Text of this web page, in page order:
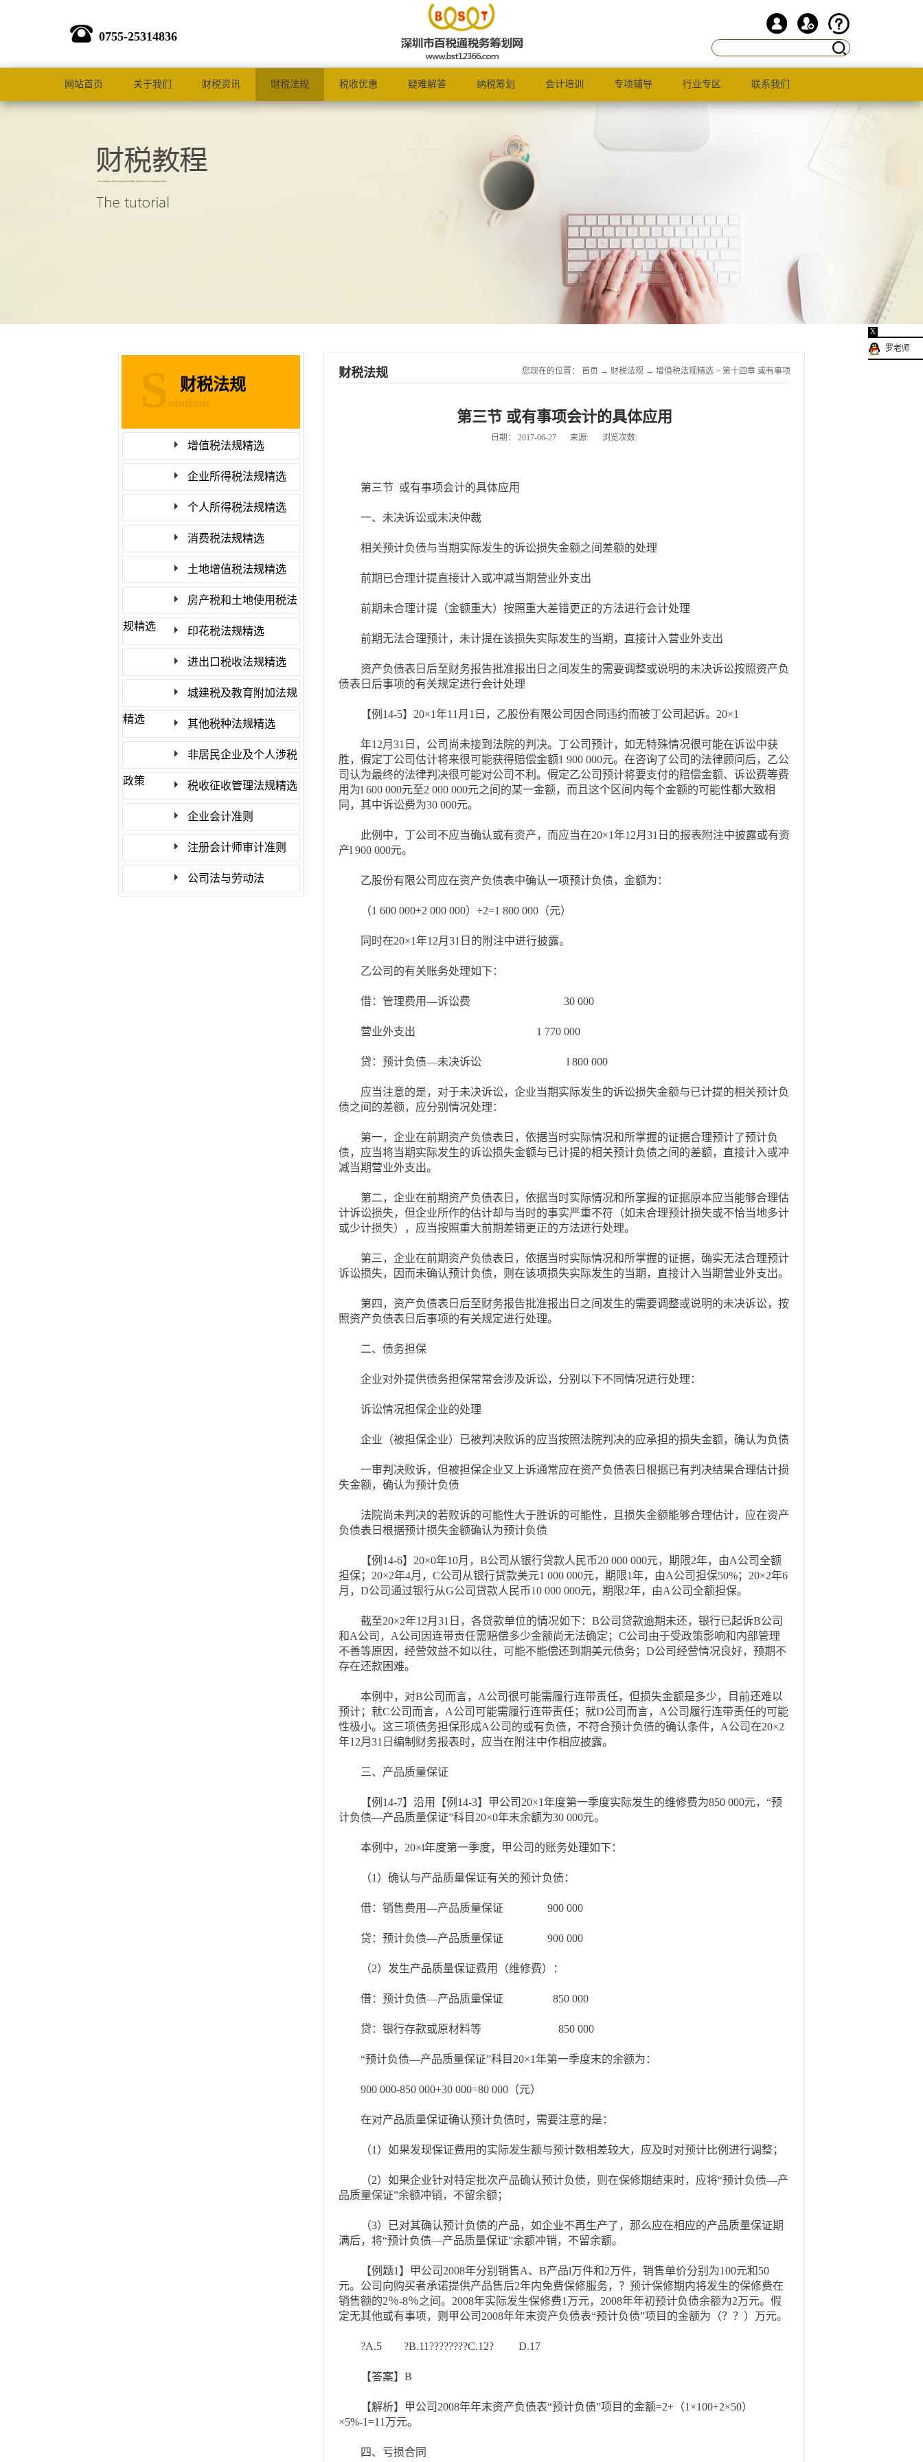
0755-25314836
网站首页 关于我们 财税资讯 财税法规 税收优惠 疑难解答 纳税筹划 会计培训 专项辅导 行业专区 联系我们
财税法规
S olutions
增值税法规精选
企业所得税法规精选
个人所得税法规精选
消费税法规精选
土地增值税法规精选
房产税和土地使用税法
规精选 印花税法规精选
进出口税收法规精选
城建税及教育附加法规
精选 其他税种法规精选
非居民企业及个人涉税
政策 税收征收管理法规精选
企业会计准则
注册会计师审计准则
公司法与劳动法
财税法规 您现在的位置： 首页 → 财税法规 → 增值税法规精选> 第十四章 或有事项
第三节 或有事项会计的具体应用
日期： 2017-06-27 来源: 浏览次数:
第三节 或有事项会计的具体应用
一、未决诉讼或未决仲裁
相关预计负债与当期实际发生的诉讼损失金额之间差额的处理
前期已合理计提直接计入或冲减当期营业外支出
前期未合理计提（金额重大）按照重大差错更正的方法进行会计处理
前期无法合理预计，未计提在该损失实际发生的当期，直接计入营业外支出
资产负债表日后至财务报告批准报出日之间发生的需要调整或说明的未决诉讼按照资产负
债表日后事项的有关规定进行会计处理
【例14-5】20×1年11月1日，乙股份有限公司因合同违约而被丁公司起诉。20×1
年12月31日，公司尚未接到法院的判决。丁公司预计，如无特殊情况很可能在诉讼中获
胜，假定丁公司估计将来很可能获得赔偿金额1 900 000元。在咨询了公司的法律顾问后，乙公
司认为最终的法律判决很可能对公司不利。假定乙公司预计将要支付的赔偿金额、诉讼费等费
用为l 600 000元至2 000 000元之间的某一金额，而且这个区间内每个金额的可能性都大致相
同，其中诉讼费为30 000元。
此例中，丁公司不应当确认或有资产，而应当在20×1年12月31日的报表附注中披露或有资
产l 900 000元。
乙股份有限公司应在资产负债表中确认一项预计负债，金额为：
（1 600 000+2 000 000）÷2=1 800 000（元）
同时在20×1年12月31日的附注中进行披露。
乙公司的有关账务处理如下：
借：管理费用—诉讼费 30 000
营业外支出 1 770 000
贷：预计负债—未决诉讼 l 800 000
应当注意的是，对于未决诉讼，企业当期实际发生的诉讼损失金额与已计提的相关预计负
债之间的差额，应分别情况处理：
第一，企业在前期资产负债表日，依据当时实际情况和所掌握的证据合理预计了预计负
债，应当将当期实际发生的诉讼损失金额与已计提的相关预计负债之间的差额，直接计入或冲
减当期营业外支出。
第二，企业在前期资产负债表日，依据当时实际情况和所掌握的证据原本应当能够合理估
计诉讼损失，但企业所作的估计却与当时的事实严重不符（如未合理预计损失或不恰当地多计
或少计损失），应当按照重大前期差错更正的方法进行处理。
第三，企业在前期资产负债表日，依据当时实际情况和所掌握的证据，确实无法合理预计
诉讼损失，因而未确认预计负债，则在该项损失实际发生的当期，直接计入当期营业外支出。
第四，资产负债表日后至财务报告批准报出日之间发生的需要调整或说明的未决诉讼，按
照资产负债表日后事项的有关规定进行处理。
二、债务担保
企业对外提供债务担保常常会涉及诉讼，分别以下不同情况进行处理：
诉讼情况担保企业的处理
企业（被担保企业）已被判决败诉的应当按照法院判决的应承担的损失金额，确认为负债
一审判决败诉，但被担保企业又上诉通常应在资产负债表日根据已有判决结果合理估计损
失金额，确认为预计负债
法院尚未判决的若败诉的可能性大于胜诉的可能性，且损失金额能够合理估计，应在资产
负债表日根据预计损失金额确认为预计负债
【例14-6】20×0年10月，B公司从银行贷款人民币20 000 000元，期限2年，由A公司全额
担保；20×2年4月，C公司从银行贷款美元1 000 000元，期限1年，由A公司担保50%；20×2年6
月，D公司通过银行从G公司贷款人民币10 000 000元，期限2年，由A公司全额担保。
截至20×2年12月31日，各贷款单位的情况如下：B公司贷款逾期未还，银行已起诉B公司
和A公司，A公司因连带责任需赔偿多少金额尚无法确定；C公司由于受政策影响和内部管理
不善等原因，经营效益不如以往，可能不能偿还到期美元债务；D公司经营情况良好，预期不
存在还款困难。
本例中，对B公司而言，A公司很可能需履行连带责任，但损失金额是多少，目前还难以
预计；就C公司而言，A公司可能需履行连带责任；就D公司而言，A公司履行连带责任的可能
性极小。这三项债务担保形成A公司的或有负债，不符合预计负债的确认条件，A公司在20×2
年12月31日编制财务报表时，应当在附注中作相应披露。
三、产品质量保证
【例14-7】沿用【例14-3】甲公司20×1年度第一季度实际发生的维修费为850 000元，“预
计负债—产品质量保证”科目20×0年末余额为30 000元。
本例中，20×l年度第一季度，甲公司的账务处理如下：
（1）确认与产品质量保证有关的预计负债：
借：销售费用—产品质量保证 900 000
贷：预计负债—产品质量保证 900 000
（2）发生产品质量保证费用（维修费）：
借：预计负债—产品质量保证 850 000
贷：银行存款或原材料等 850 000
“预计负债—产品质量保证”科目20×1年第一季度末的余额为：
900 000-850 000+30 000=80 000（元）
在对产品质量保证确认预计负债时，需要注意的是：
（1）如果发现保证费用的实际发生额与预计数相差较大，应及时对预计比例进行调整；
（2）如果企业针对特定批次产品确认预计负债，则在保修期结束时，应将“预计负债—产
品质量保证”余额冲销，不留余额；
（3）已对其确认预计负债的产品，如企业不再生产了，那么应在相应的产品质量保证期
满后，将“预计负债—产品质量保证”余额冲销，不留余额。
【例题1】甲公司2008年分别销售A、B产品l万件和2万件，销售单价分别为100元和50
元。公司向购买者承诺提供产品售后2年内免费保修服务，？预计保修期内将发生的保修费在
销售额的2％-8％之间。2008年实际发生保修费1万元，2008年年初预计负债余额为2万元。假
定无其他或有事项，则甲公司2008年年末资产负债表“预计负债”项目的金额为（？？）万元。
?A.5 ?B.11????????C.12? D.17
【答案】B
【解析】甲公司2008年年末资产负债表“预计负债”项目的金额=2+（1×100+2×50）
×5%-1=11万元。
四、亏损合同
X
罗老师